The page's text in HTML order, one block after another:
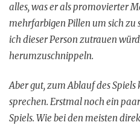
alles, was er als promovierter
mehrfarbigen Pillen um sich zu
ich dieser Person zutrauen
herumzuschnippeln.
Aber gut, zum Ablauf des
sprechen. Erstmal noch ein
Spiels. Wie bei den meisten